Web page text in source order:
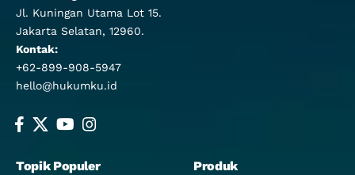
Jl. Kuningan Utama Lot 15.
Jakarta Selatan, 12960.
Kontak:
+62-899-908-5947
hello@hukumku.id
Topik Populer Produk